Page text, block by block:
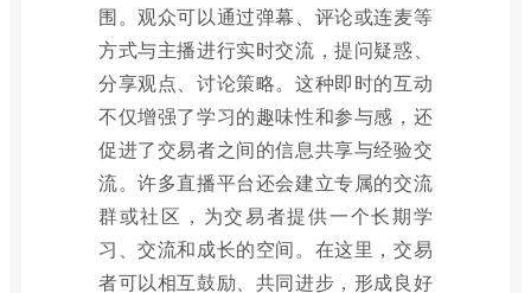
围。观众可以通过弹幕、评论或连麦等
方式与主播进行实时交流，提问疑惑、
分享观点、讨论策略。这种即时的互动
不仅增强了学习的趣味性和参与感，还
促进了交易者之间的信息共享与经验交
流。许多直播平台还会建立专属的交流
群或社区，为交易者提供一个长期学
习、交流和成长的空间。在这里，交易
者可以相互鼓励、共同进步，形成良好